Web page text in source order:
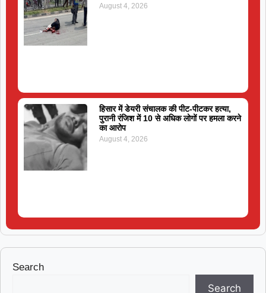
August 4, 2026
हिसार में डेयरी संचालक की पीट-पीटकर हत्या,
पुरानी रंजिश में 10 से अधिक लोगों पर हमला करने
का आरोप
August 4, 2026
Search
Search